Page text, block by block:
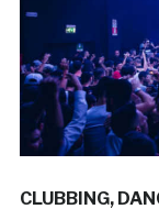
CLUBBING,